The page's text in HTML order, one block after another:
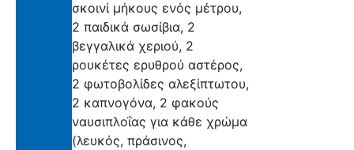
σκοινί μήκους ενός μέτρου,
2 παιδικά σωσίβια, 2
βεγγαλικά χεριού, 2
ρουκέτες ερυθρού αστέρος,
2 φωτοβολίδες αλεξίπτωτου,
2 καπνογόνα, 2 φακούς
ναυσιπλοΐας για κάθε χρώμα
(λευκός, πράσινος,